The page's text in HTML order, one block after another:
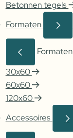
Betonnen tegels
Formaten
Formaten
30x60
60x60
120x60
Accessoires